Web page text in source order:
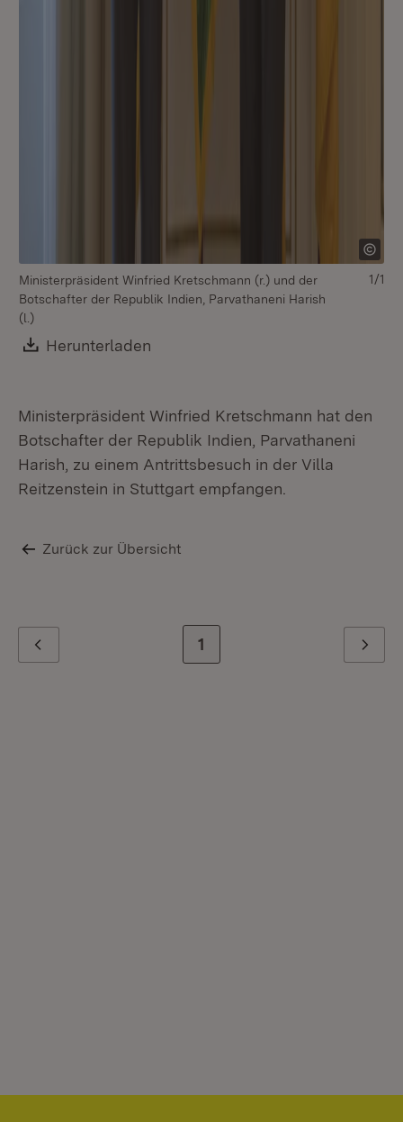
Ministerpräsident Winfried Kretschmann (r.) und der
Botschafter der Republik Indien, Parvathaneni Harish
(l.)
Download:
Herunterladen
1/1
Ministerpräsident Winfried Kretschmann hat den
Botschafter der Republik Indien, Parvathaneni
Harish, zu einem Antrittsbesuch in der Villa
Reitzenstein in Stuttgart empfangen.
Zurück zur Übersicht
Zur letzten Seite
1 Weiter